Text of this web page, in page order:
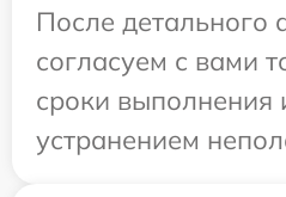
После детального
согласуем с вами
сроки выполнения
устранением